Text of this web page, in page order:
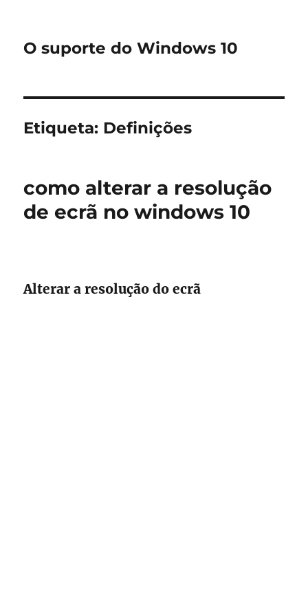
O suporte do Windows 10
Etiqueta: Definições
como alterar a resolução
de ecrã no windows 10
Alterar a resolução do ecrã